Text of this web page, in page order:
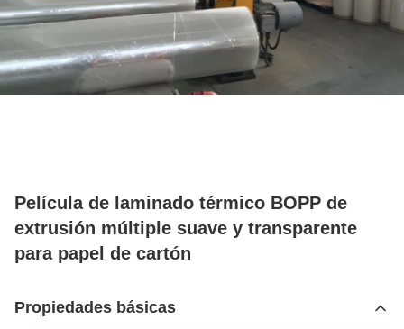
Película de laminado térmico BOPP de
extrusión múltiple suave y transparente
para papel de cartón
Propiedades básicas